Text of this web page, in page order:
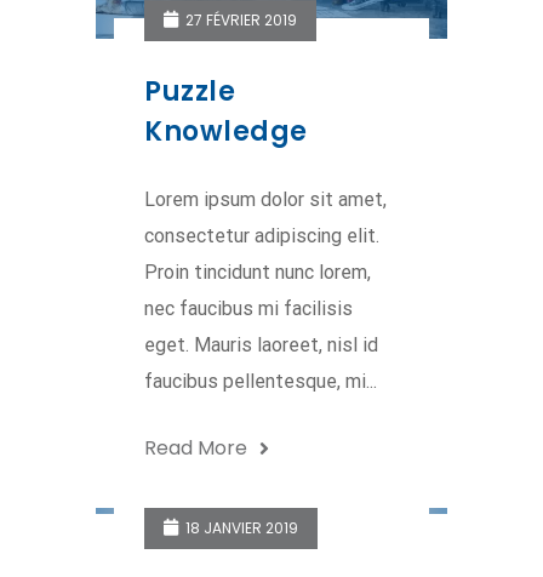
27 FÉVRIER 2019
Puzzle
Knowledge
Lorem ipsum dolor sit amet,
consectetur adipiscing elit.
Proin tincidunt nunc lorem,
nec faucibus mi facilisis
eget. Mauris laoreet, nisl id
faucibus pellentesque, mi...
Read More
18 JANVIER 2019